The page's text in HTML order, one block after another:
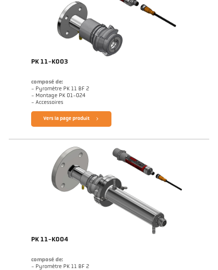
PK 11-K003
composé de:
- Pyromètre PK 11 BF 2
- Montage PK 01-024
- Accessoires
Vers la page produit
PK 11-K004
composé de:
- Pyromètre PK 11 BF 2